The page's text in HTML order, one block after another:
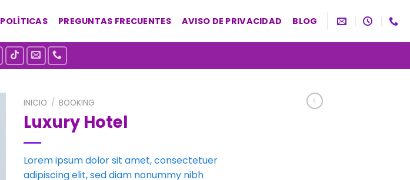
POLÍTICAS PREGUNTAS FRECUENTES AVISO DE PRIVACIDAD BLOG
INICIO / BOOKING
Luxury Hotel
Lorem ipsum dolor sit amet, consectetuer
adipiscing elit, sed diam nonummy nibh